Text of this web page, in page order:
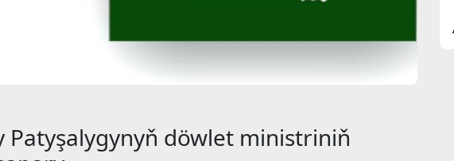
Patyşalygynyň döwlet ministriniň